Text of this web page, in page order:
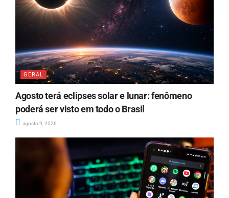
GERAL
Agosto terá eclipses solar e lunar: fenômeno
poderá ser visto em todo o Brasil
agosto 9, 2026